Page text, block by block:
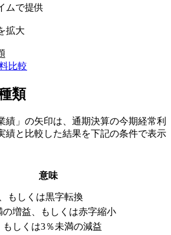
ムで提供
拡大
比較
類
績」の矢印は、通期決算の今期経常利
績と比較した結果を下記の条件で表示
意味
もしくは黒字転換
の増益、もしくは赤字縮小
しくは3％未満の減益